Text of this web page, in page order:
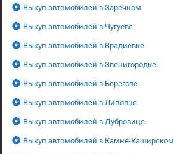
Выкуп автомобилей в Заречном
Выкуп автомобилей в Чугуеве
Выкуп автомобилей в Врадиевке
Выкуп автомобилей в Звенигородке
Выкуп автомобилей в Берегове
Выкуп автомобилей в Липовце
Выкуп автомобилей в Дубровице
Выкуп автомобилей в Камне-Каширском